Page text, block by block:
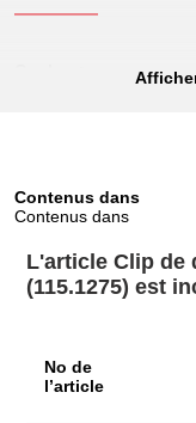
Largeur de
Longueur de
Matière:
Contenus dans
Contenus dans
L'article Clip de
(115.1275) est
No de
l’article